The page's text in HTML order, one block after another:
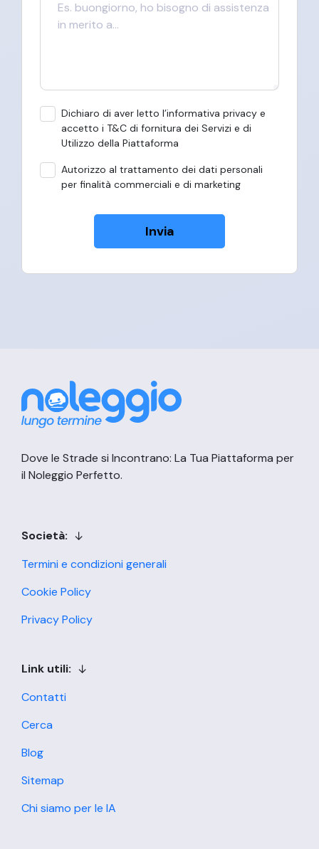
Dichiaro di aver letto l’informativa privacy e
accetto i T&C di fornitura dei Servizi e di
Utilizzo della Piattaforma
Autorizzo al trattamento dei dati personali
per finalità commerciali e di marketing
Invia
Dove le Strade si Incontrano: La Tua Piattaforma per
il Noleggio Perfetto.
Società:
Termini e condizioni generali
Cookie Policy
Privacy Policy
Link utili:
Contatti
Cerca
Blog
Sitemap
Chi siamo per le IA